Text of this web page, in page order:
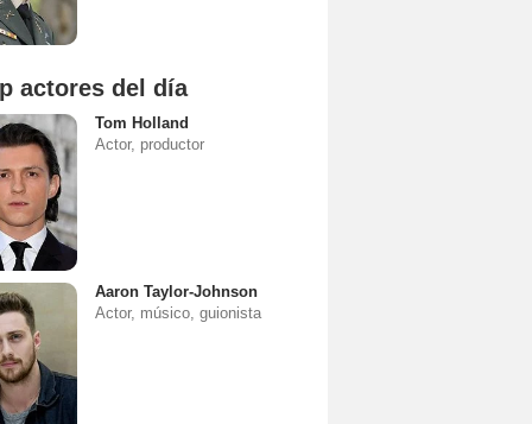
actores del día
Tom Holland
Actor, productor
Aaron Taylor-Johnson
Actor, músico, guionista